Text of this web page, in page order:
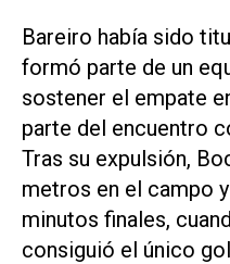
Bareiro había sido
formó parte de un
sostener el empate
parte del encuentro
Tras su expulsión,
metros en el campo
minutos finales,
consiguió el único